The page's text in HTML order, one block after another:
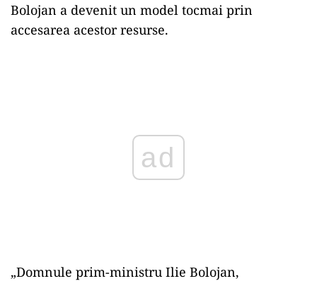
Bolojan a devenit un model tocmai prin
accesarea acestor resurse.
ad
„Domnule prim-ministru Ilie Bolojan,